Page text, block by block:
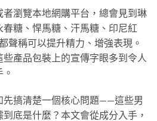
瀏覽本地網購平台，總會見到琳
糖、悍馬糖、汗馬糖、印尼紅
聲稱可以提升精力、增強表現。
產品包裝上的宣傳字眼多到令人
先搞清楚一個核心問題——這些男
底是什麼？本文會從成分入手，